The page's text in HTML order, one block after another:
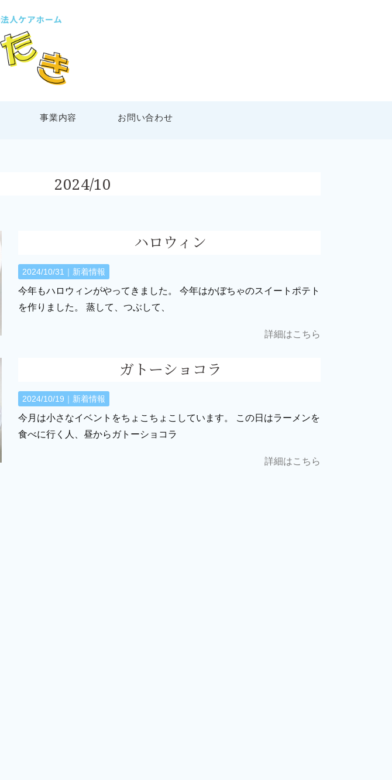
事業内容 お問い合わせ
2024/10
ハロウィン
2024/10/31｜ 新着情報
今年もハロウィンがやってきました。 今年はかぼちゃのスイートポテト
を作りました。 蒸して、つぶして、
詳細はこちら
ガトーショコラ
2024/10/19｜ 新着情報
今月は小さなイベントをちょこちょこしています。 この日はラーメンを
食べに行く人、昼からガトーショコラ
詳細はこちら